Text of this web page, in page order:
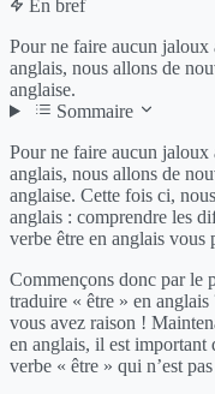
En bref
Pour ne faire aucun jaloux
anglais, nous allons de
anglaise.
Sommaire
Pour ne faire aucun jaloux
anglais, nous allons de
anglaise. Cette fois ci,
anglais : comprendre les
verbe être en anglais vous
Commençons donc par le
traduire « être » en
vous avez raison !
en anglais, il est important
verbe « être » qui n’est